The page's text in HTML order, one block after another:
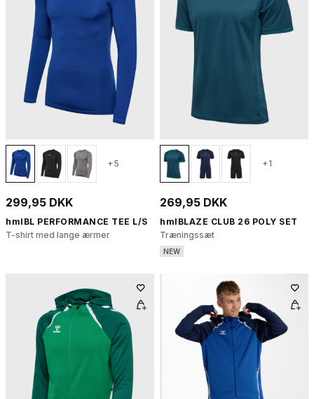
+5
299,95 DKK
hmlBL PERFORMANCE TEE L/S
T-shirt med lange ærmer
+1
269,95 DKK
hmlBLAZE CLUB 26 POLY SET
Træningssæt
NEW